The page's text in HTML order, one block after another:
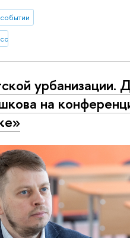
города в конце 1930-х -
урбанизации.
на